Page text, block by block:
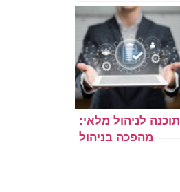
מעמיק ומקצועי
תוכנה לניהול מלאי:
מהפכה בניהול